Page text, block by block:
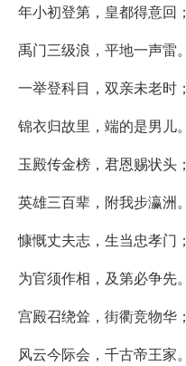
年小初登第，皇都得意回；
禹门三级浪，平地一声雷。
一举登科目，双亲未老时；
锦衣归故里，端的是男儿。
玉殿传金榜，君恩赐状头；
英雄三百辈，附我步瀛洲。
慷慨丈夫志，生当忠孝门；
为官须作相，及第必争先。
宫殿召绕耸，街衢竞物华；
风云今际会，千古帝王家。